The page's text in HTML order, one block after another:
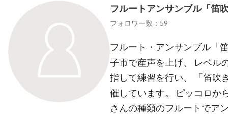
フルートアンサンブル「笛
フォロワー数：59
フルート・アンサンブル「
子市で産声を上げ、 レベル
指して練習を行い、 「笛吹
催しています。 ピッコロか
さんの種類のフルートでア